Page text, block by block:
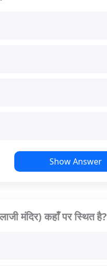
Show Answer
मंदिर) कहाँ पर स्थित है?